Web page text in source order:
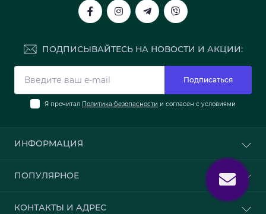
ПОДПИСЫВАЙТЕСЬ НА НОВОСТИ И АКЦИИ:
Подписаться
Я прочитал Политика безопасности и согласен с условиями
ИНФОРМАЦИЯ
Доставка и оплата
Связаться с нами
ПОПУЛЯРНОЕ
КОНТАКТЫ И АДРЕС